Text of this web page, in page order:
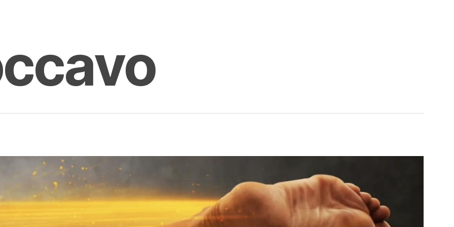
to search or ESC to close